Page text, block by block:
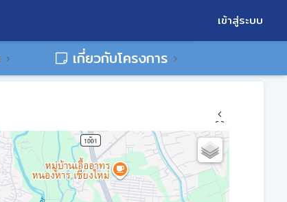
เข้าสู่ระบบ
เกี่ยวกับโครงการ